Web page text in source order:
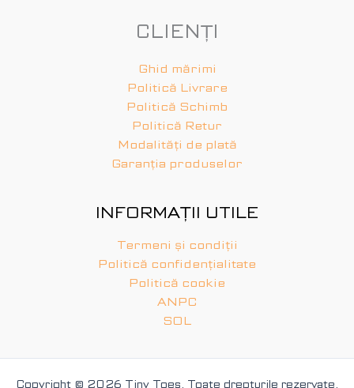
CLIENȚI
Ghid mărimi
Politică Livrare
Politică Schimb
Politică Retur
Modalități de plată
Garanția produselor
INFORMAȚII UTILE
Termeni și condiții
Politică confidențialitate
Politică cookie
ANPC
SOL
Copyright © 2026 Tiny Toes. Toate drepturile rezervate.